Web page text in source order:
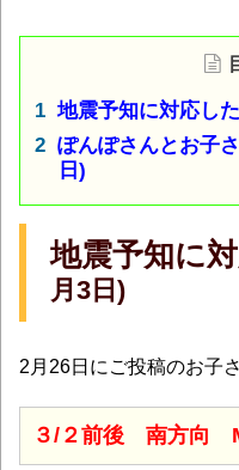
地震予知に対応し
ぽんぽさんとお子
日)
地震予知に
月3日)
2月26日にご投稿のお子
３/２前後 南方向